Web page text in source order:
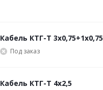
Кабель КТГ-Т 3х0,75+1х0,75
Под заказ
Кабель КТГ-Т 4х2,5